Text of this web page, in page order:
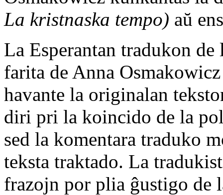
La kristnaska tempo) aŭ
La Esperantan tradukon
farita de Anna
havante la originalan
diri pri la koincido de la
sed la komentara traduko
teksta traktado. La
frazojn por plia ĝustigo de